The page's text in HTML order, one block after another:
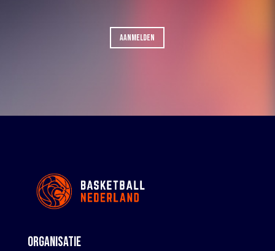
AANMELDEN
ORGANISATIE